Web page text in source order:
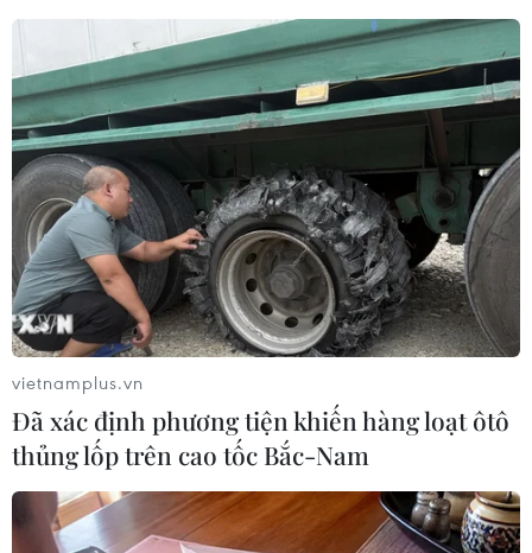
#Ebrahim Raisi #tổng thống Iran
#trực thăng
Iran
Nga
Theo dõi VietnamPlus
vietnamplus.vn
Đã xác định phương tiện khiến hàng loạt ôtô
thủng lốp trên cao tốc Bắc-Nam